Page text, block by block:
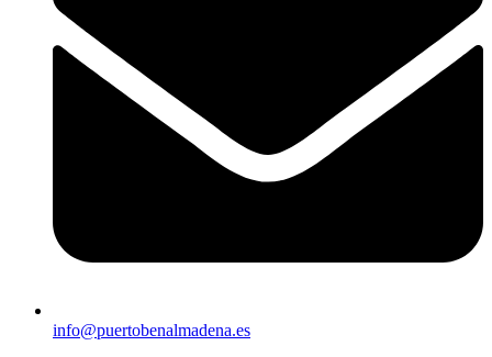
info@puertobenalmadena.es